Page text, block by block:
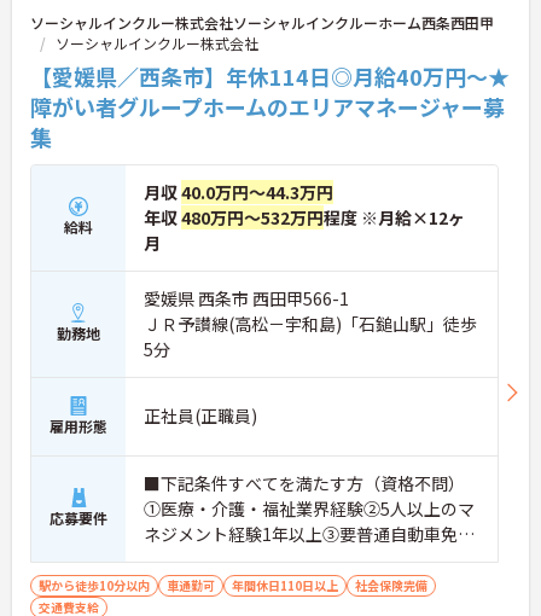
ソーシャルインクルー株式会社ソーシャルインクルーホーム西条西田甲
ソーシャルインクルー株式会社
【愛媛県／西条市】年休114日◎月給40万円～★
障がい者グループホームのエリアマネージャー募
集
給料
月収40.0万円～44.3万円
年収480万円～532万円程度 ※月給×12ヶ
月
勤務地
愛媛県 西条市 西田甲566-1
ＪＲ予讃線(高松－宇和島)「石鎚山駅」徒歩
5分
雇用形態 正社員(正職員)
応募要件
■下記条件すべてを満たす方（資格不問）
①医療・介護・福祉業界経験②5人以上のマ
ネジメント経験1年以上③要普通自動車免許
（AT限定可）※介護業界に関する有資格者
（介護職員初任者研修、介護福祉士な
駅から徒歩10分以内 車通勤可 年間休日110日以上
社会保険完備
交通費支給